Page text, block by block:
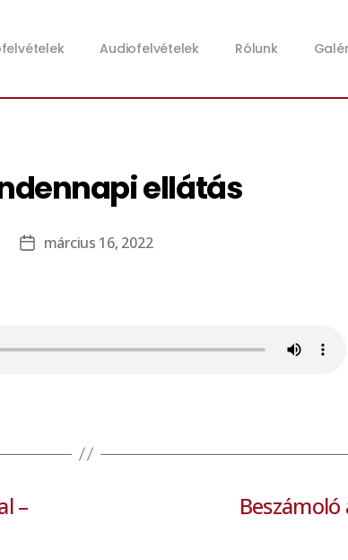
Audiofelvételek Rólunk
ellátás
március 16, 2022
–